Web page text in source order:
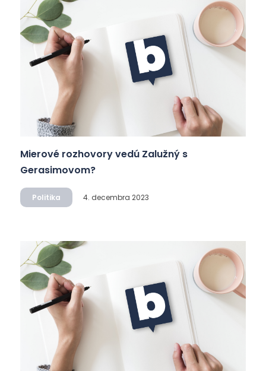
Mierové rozhovory vedú Zalužný s
Gerasimovom?
Politika 4. decembra 2023